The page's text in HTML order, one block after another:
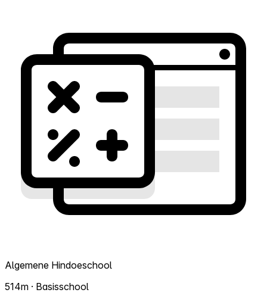
Algemene Hindoeschool
514m · Basisschool